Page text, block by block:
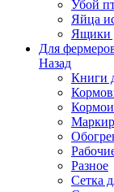
Убой
Яйца
Ящики
Для
Назад
Книги
Разное
Сетка